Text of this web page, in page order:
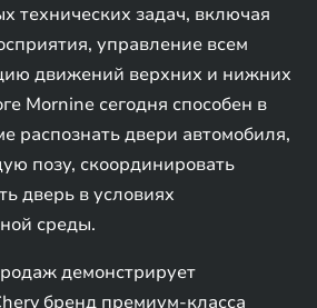
технических задач, включая
управление всем
движений верхних и нижних
Mornine сегодня способен в
распознать двери автомобиля,
позу, скоординировать
дверь в условиях
среды.
демонстрирует
бренд премиум-класса